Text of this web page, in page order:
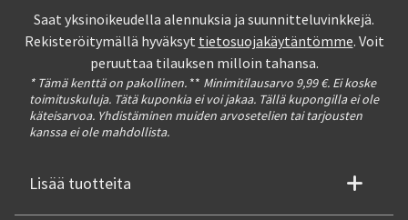
Saat yksinoikeudella alennuksia ja suunnitteluvinkkejä.
Rekisteröitymällä hyväksyt tietosuojakäytäntömme. Voit
peruuttaa tilauksen milloin tahansa.
* Tämä kenttä on pakollinen. ** Minimitilausarvo 9,99 €. Ei koske
toimituskuluja. Tätä kuponkia ei voi jakaa. Tällä kupongilla ei ole
käteisarvoa. Yhdistäminen muiden arvosetelien tai tarjousten
kanssa ei ole mahdollista.
Lisää tuotteita